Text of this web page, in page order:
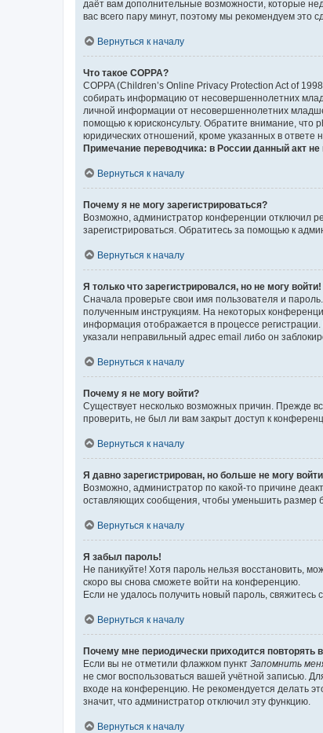
даёт вам дополнительные возможности, которые
вас всего пару минут, поэтому мы рекомендуем это
Вернуться к началу
Что такое COPPA?
COPPA (Children’s Online Privacy Protection Act of
собирать информацию от несовершеннолетних
личной информации от несовершеннолетних
помощью к юрисконсульту. Обратите внимание,
юридических отношений, кроме указанных в ответе
Примечание переводчика: в России данный акт
Вернуться к началу
Почему я не могу зарегистрироваться?
Возможно, администратор конференции отключил
зарегистрироваться. Обратитесь за помощью к
Вернуться к началу
Я только что зарегистрировался, но не могу войти!
Сначала проверьте свои имя пользователя и
полученным инструкциям. На некоторых
информация отображается в процессе
указали неправильный адрес email либо он
Вернуться к началу
Почему я не могу войти?
Существует несколько возможных причин. Прежде
проверить, не был ли вам закрыт доступ к
Вернуться к началу
Я давно зарегистрирован, но больше не могу
Возможно, администратор по какой-то причине
оставляющих сообщения, чтобы уменьшить размер
Вернуться к началу
Я забыл пароль!
Не паникуйте! Хотя пароль нельзя восстановить,
скоро вы снова сможете войти на конференцию.
Если не удалось получить новый пароль,
Вернуться к началу
Почему мне периодически приходится повторять
Если вы не отметили флажком пункт Запомнить
не смог воспользоваться вашей учётной записью.
входе на конференцию. Не рекомендуется делать
значит, что администратор отключил эту функцию.
Вернуться к началу